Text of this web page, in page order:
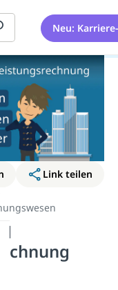
Neu:
Link teilen